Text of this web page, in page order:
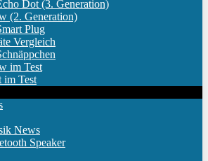
Dot (3. Generation)
(2. Generation)
Plug
Vergleich
im Test
im Test
News
Speaker